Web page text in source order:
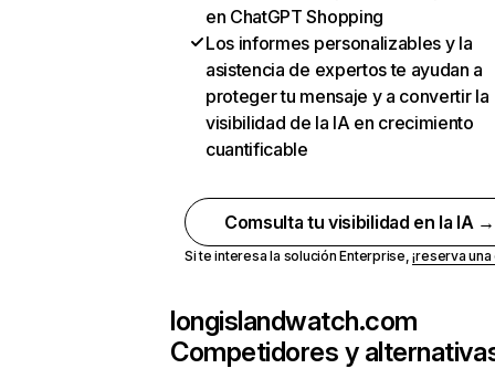
en ChatGPT Shopping
Los informes personalizables y la
asistencia de expertos te ayudan a
proteger tu mensaje y a convertir la
visibilidad de la IA en crecimiento
cuantificable
Comsulta tu visibilidad en la IA →
Si te interesa la solución Enterprise,¡reserva
longislandwatch.com
Competidores y